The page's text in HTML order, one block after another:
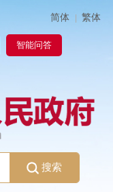
简体 | 繁体
智能问答
搜索